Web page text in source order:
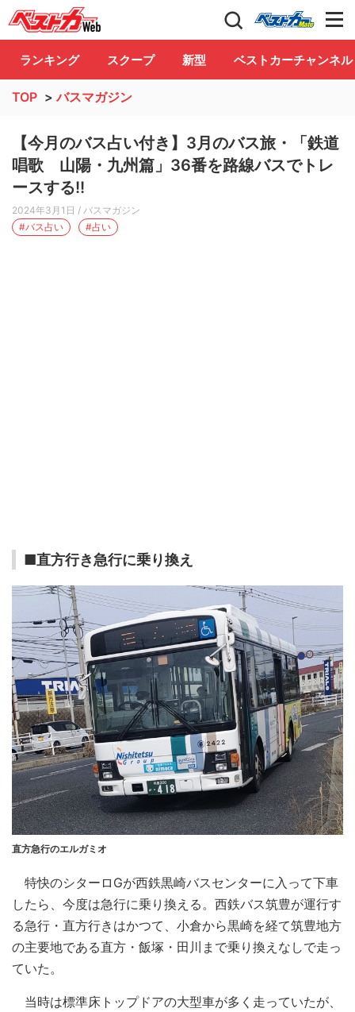
自動車情報誌「ベストカー」 Club
ランキング スクープ 新型 ベストカーチャンネル
TOP >バスマガジン
【今月のバス占い付き】3月のバス旅・「鉄道
唱歌 山陽・九州篇」36番を路線バスでトレ
ースする!!
2024年3月1日 / バスマガジン
#バス占い
#占い
■直方行き急行に乗り換え
直方急行のエルガミオ
特快のシターロGが西鉄黒崎バスセンターに入って下車
したら、今度は急行に乗り換える。西鉄バス筑豊が運行す
る急行・直方行きはかつて、小倉から黒崎を経て筑豊地方
の主要地である直方・飯塚・田川まで乗り換えなしで走っ
ていた。
当時は標準床トップドアの大型車が多く走っていたが、